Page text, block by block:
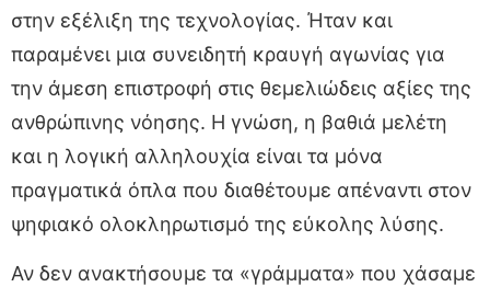
στην εξέλιξη της τεχνολογίας. Ήταν και
παραμένει μια συνειδητή κραυγή αγωνίας για
την άμεση επιστροφή στις θεμελιώδεις αξίες της
ανθρώπινης νόησης. Η γνώση, η βαθιά μελέτη
και η λογική αλληλουχία είναι τα μόνα
πραγματικά όπλα που διαθέτουμε απέναντι στον
ψηφιακό ολοκληρωτισμό της εύκολης λύσης.
Αν δεν ανακτήσουμε τα «γράμματα» που χάσαμε